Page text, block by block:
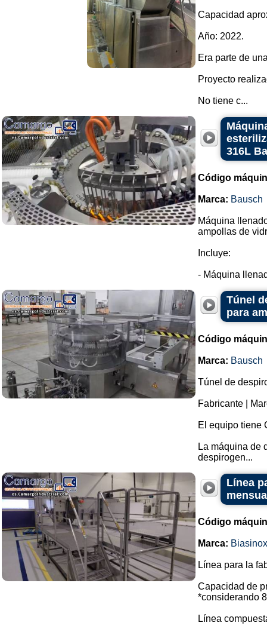
Capacidad
Año: 2022.
Era parte de
Proyecto
No tiene c...
316L
Código
Marca: Bausch
Máquina
ampollas de
Incluye:
- Máquina
Túnel
para
Código
Marca: Bausch
Túnel de
Fabricante |
El equipo tiene
La máquina de
despirogen...
Línea
Código
Marca: Biasinox
Línea para la
Capacidad de
*considerando
Línea